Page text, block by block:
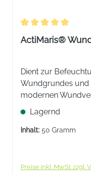
Durchschnittliche
ActiMaris®
Dient zur
Wundgrundes und
modernen
Hält die Wunde
antimikrobiellem,
Lagernd
Inhalt: 50 Gramm
Preise inkl. MwSt. zzgl.